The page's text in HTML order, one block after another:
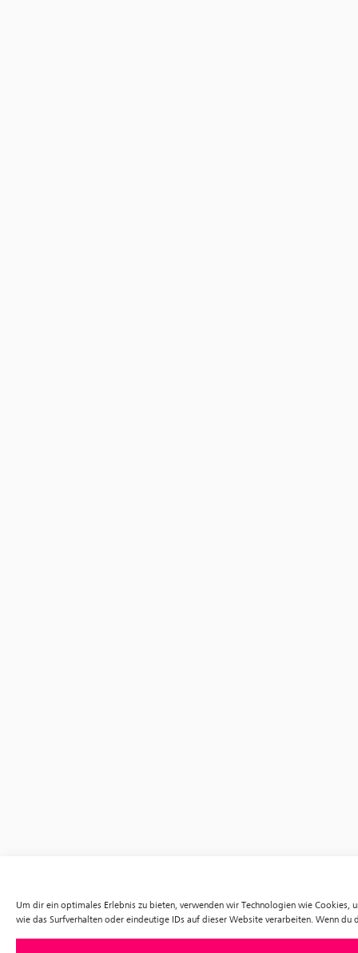
Um dir ein optimales Erlebnis zu bieten, verwenden wir Technologien wie
wie das Surfverhalten oder eindeutige IDs auf dieser Website verarbeiten. Wenn